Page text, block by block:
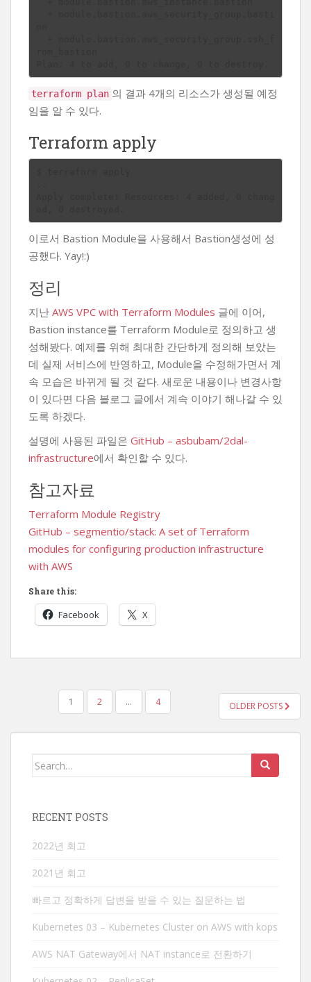
terraform plan 의 결과 4개의 리소스가 생성될 예정
임을 알 수 있다.
Terraform apply
이로서 Bastion Module을 사용해서 Bastion생성에 성
공했다. Yay!:)
정리
지난 AWS VPC with Terraform Modules 글에 이어,
Bastion instance를 Terraform Module로 정의하고 생
성해봤다. 예제를 위해 최대한 간단하게 정의해 보았는
데 실제 서비스에 반영하고, Module을 수정해가면서 계
속 모습은 바뀌게 될 것 같다. 새로운 내용이나 변경사항
이 있다면 다음 블로그 글에서 계속 이야기 해나갈 수 있
도록 하겠다.
설명에 사용된 파일은 GitHub – asbubam/2dal-
infrastructure에서 확인할 수 있다.
참고자료
Terraform Module Registry
GitHub – segmentio/stack: A set of Terraform
modules for configuring production infrastructure
with AWS
Share this:
Facebook X
PAGINATION
1 2 … 4 OLDER POSTS
Search
RECENT POSTS
2022년 회고
2021년 회고
빠르고 정확하게 답변을 받을 수 있는 질문하는 법
Kubernetes 03 – Kubernetes Cluster on AWS with kops
AWS NAT Gateway에서 NAT instance로 전환하기